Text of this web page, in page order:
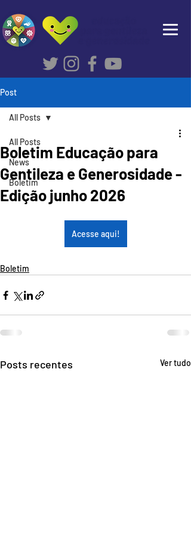
Post
All Posts
News
Boletim
All Posts
Boletim Educação para
Gentileza e Generosidade -
Edição junho 2026
Acesse aqui!
Boletim
Posts recentes Ver tudo